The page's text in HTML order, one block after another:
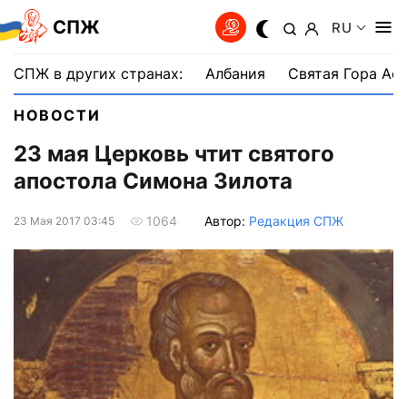
СПЖ RU
СПЖ в других странах: Албания Святая Гора
НОВОСТИ
23 мая Церковь чтит святого
апостола Симона Зилота
23 Мая 2017 03:45 1064 Автор: Редакция СПЖ